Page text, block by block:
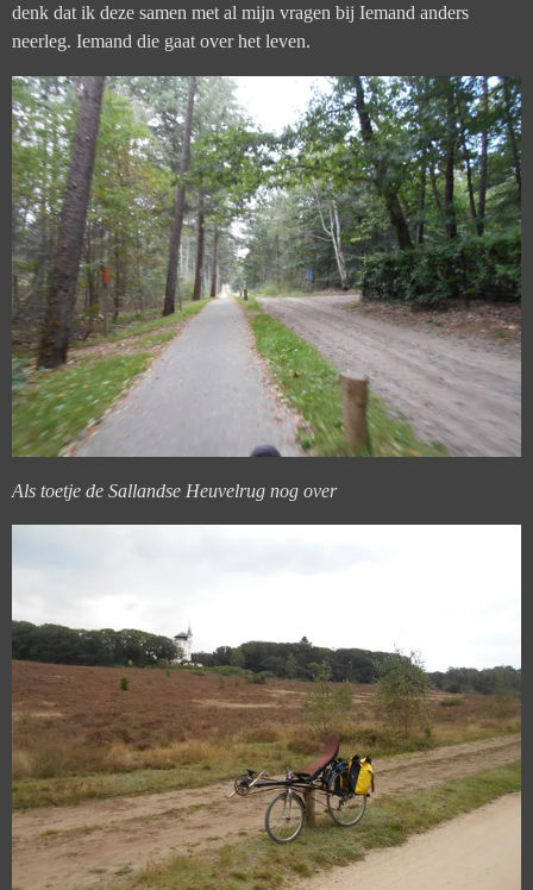
denk dat ik deze samen met al mijn vragen bij Iemand anders
neerleg. Iemand die gaat over het leven.
Als toetje de Sallandse Heuvelrug nog over